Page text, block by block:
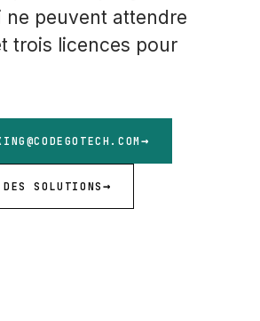
peuvent attendre
trois licences pour
SOLUTIONS